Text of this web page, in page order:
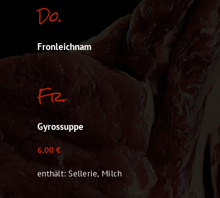
Do.
Fronleichnam
Fr.
Gyrossuppe
6,00 €
enthält: Sellerie, Milch